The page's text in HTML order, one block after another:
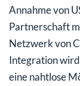
Annahme von
Partnerschaft
Netzwerk von
Integration
eine nahtlose